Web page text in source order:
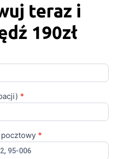
teraz i
190zł
*
pocztowy *